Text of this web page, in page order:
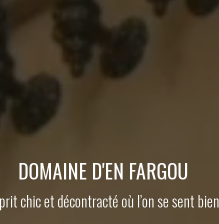
DOMAINE D'EN FARGOU
chic et décontracté où l’on se sent bien